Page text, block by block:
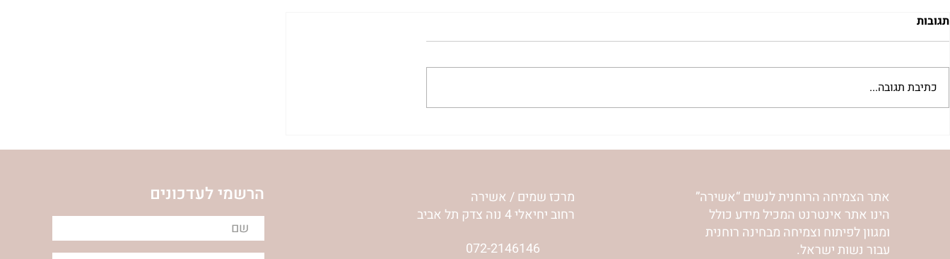
וינשטיין
אפרת בזק
לפרשת שלח | רחל וינשטיין
תגובות
כתיבת תגובה...
הרשמי לעדכונים
מרכז שמים / אשירה
רחוב יחיאלי 4 נוה צדק תל אביב
072-2146146
אתר הצמיחה הרוחנית לנשים “אשירה”
הינו אתר אינטרנט המכיל מידע כולל
ומגוון לפיתוח וצמיחה מבחינה רוחנית
עבור נשות ישראל.